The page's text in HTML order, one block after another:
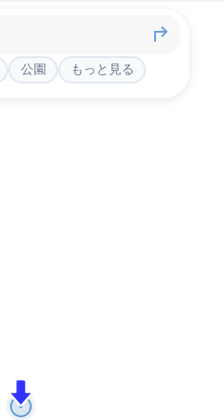
公園 もっと見る